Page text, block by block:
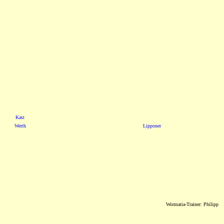
Kast
Werth Lipponer
Wormatia-Trainer: Philipp